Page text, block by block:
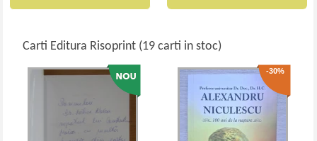
Carti Editura Risoprint (19 carti in stoc)
-30%